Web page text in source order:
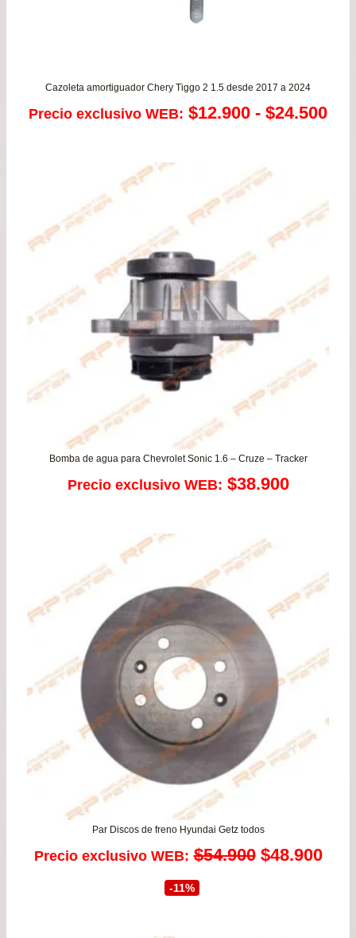
Cazoleta amortiguador Chery Tiggo 2 1.5 desde 2017 a 2024
Precio exclusivo WEB: $12.900 - $24.500
Bomba de agua para Chevrolet Sonic 1.6 – Cruze – Tracker
Precio exclusivo WEB: $38.900
Par Discos de freno Hyundai Getz todos
Precio exclusivo WEB: $54.900 El
$48.900El
-11%